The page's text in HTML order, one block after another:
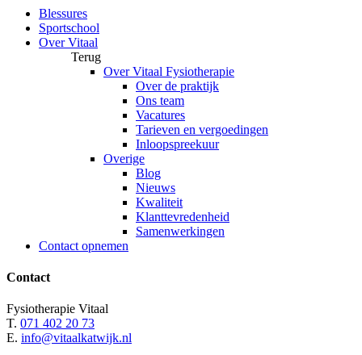
Blessures
Sportschool
Over Vitaal
Terug
Over Vitaal Fysiotherapie
Over de praktijk
Ons team
Vacatures
Tarieven en vergoedingen
Inloopspreekuur
Overige
Blog
Nieuws
Kwaliteit
Klanttevredenheid
Samenwerkingen
Contact opnemen
Contact
Fysiotherapie Vitaal
T. 071 402 20 73
E. info@vitaalkatwijk.nl